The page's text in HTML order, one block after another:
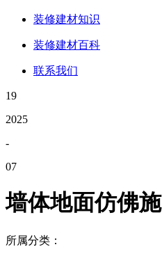
装修建材知识
装修建材百科
联系我们
19
2025
-
07
墙体地面仿佛施
所属分类：